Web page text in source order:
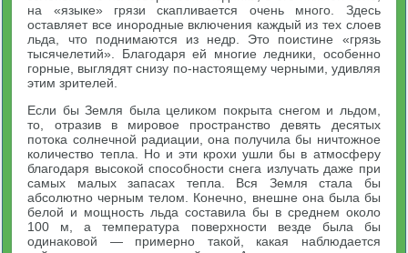
на «языке» грязи скапливается очень много. Здесь
оставляет все инородные включения каждый из тех слоев
льда, что поднимаются из недр. Это поистине «грязь
тысячелетий». Благодаря ей многие ледники, особенно
горные, выглядят снизу по-настоящему черными, удивляя
этим зрителей.
Если бы Земля была целиком покрыта снегом и льдом,
то, отразив в мировое пространство девять десятых
потока солнечной радиации, она получила бы ничтожное
количество тепла. Но и эти крохи ушли бы в атмосферу
благодаря высокой способности снега излучать даже при
самых малых запасах тепла. Вся Земля стала бы
абсолютно черным телом. Конечно, внешне она была бы
белой и мощность льда составила бы в среднем около
100 м, а температура поверхности везде была бы
одинаковой — примерно такой, какая наблюдается